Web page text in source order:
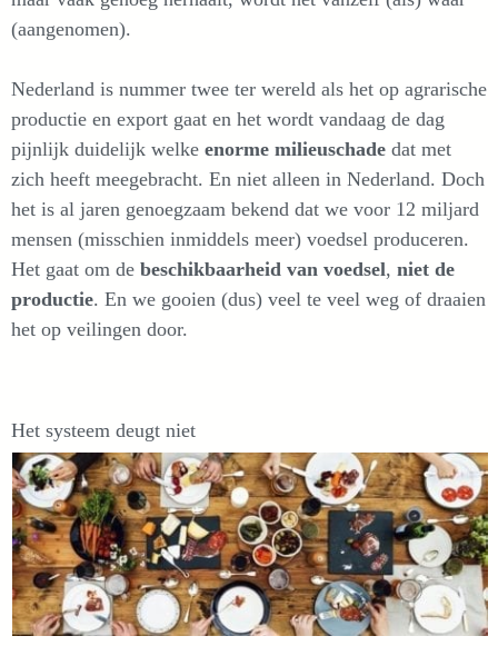
(aangenomen).
Nederland is nummer twee ter wereld als het op agrarische
productie en export gaat en het wordt vandaag de dag
pijnlijk duidelijk welke enorme milieuschade dat met
zich heeft meegebracht. En niet alleen in Nederland. Doch
het is al jaren genoegzaam bekend dat we voor 12 miljard
mensen (misschien inmiddels meer) voedsel produceren.
Het gaat om de beschikbaarheid van voedsel, niet de
productie. En we gooien (dus) veel te veel weg of draaien
het op veilingen door.
Het systeem deugt niet